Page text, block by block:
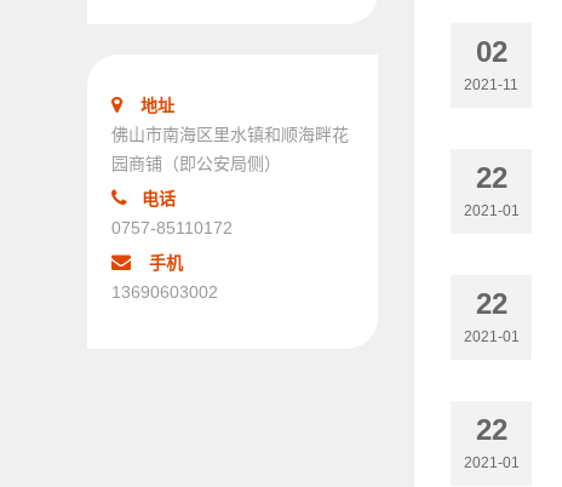
地址
佛山市南海区里水镇和顺海畔花
园商铺（即公安局侧）
电话
0757-85110172
手机
13690603002
02
2021-11
22
2021-01
22
2021-01
22
2021-01